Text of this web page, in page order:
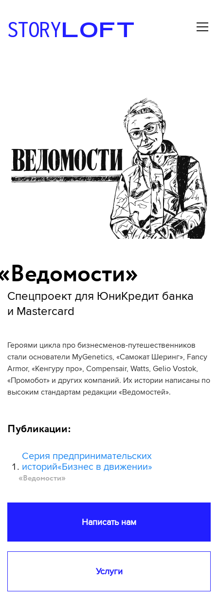
STORYLOFT
Ведомости»
Спецпроект для ЮниКредит банка
и Mastercard
Героями цикла про бизнесменов-путешественников
стали основатели MyGenetics, «Самокат Шеринг», Fancy
Armor, «Кенгуру про», Compensair, Watts, Gelio Vostok,
«Промобот» и других компаний. Их истории написаны по
высоким стандартам редакции «Ведомостей».
Публикации:
Серия предпринимательских
историй«Бизнес в движении»
«Ведомости»
Написать нам
Услуги